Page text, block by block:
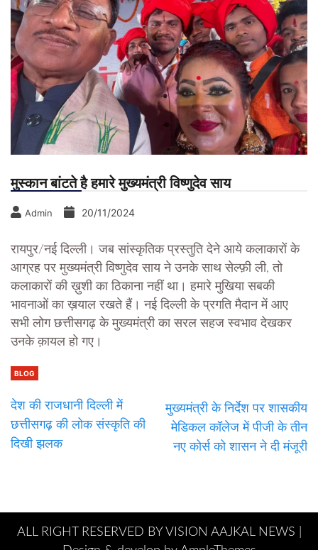
मुस्कान बांटते है हमारे मुख्यमंत्री विष्णुदेव साय
Admin 20/11/2024
रायपुर/नई दिल्ली। जब सांस्कृतिक प्रस्तुति देने आये कलाकारों के
आग्रह पर मुख्यमंत्री विष्णुदेव साय ने उनके साथ सेल्फ़ी ली, तो
कलाकारों की ख़ुशी का ठिकाना नहीं था। हमारे मुखिया सबकी
भावनाओं का ख़याल रखते हैं। नई दिल्ली के प्रगति मैदान में आए
सभी लोग छत्तीसगढ़ के मुख्यमंत्री का सरल सहज स्वभाव देखकर
उनके क़ायल हो गए।
BLOG
देश की राजधानी दिल्ली में
छत्तीसगढ़ की लोक संस्कृति की
दिखी झलक
मुख्यमंत्री के निर्देश पर शासकीय
मेडिकल कॉलेज में पीजी के तीन
नए कोर्स को शासन ने दी मंजूरी
ALL RIGHT RESERVED BY VISION AAJKAL NEWS |